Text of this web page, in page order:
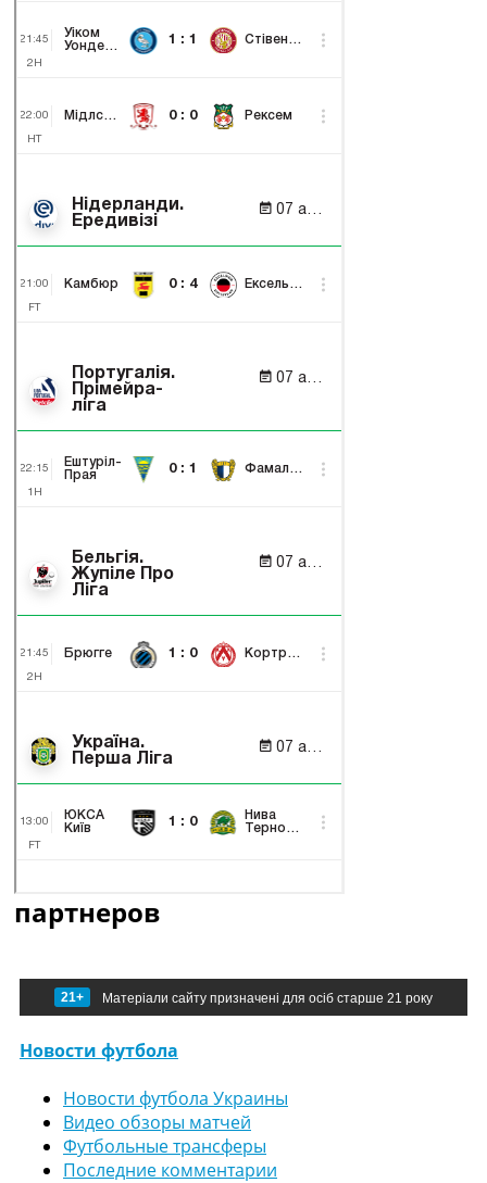
партнеров
21+ Матеріали сайту призначені для осіб старше 21 року
Новости футбола
Новости футбола Украины
Видео обзоры матчей
Футбольные трансферы
Последние комментарии